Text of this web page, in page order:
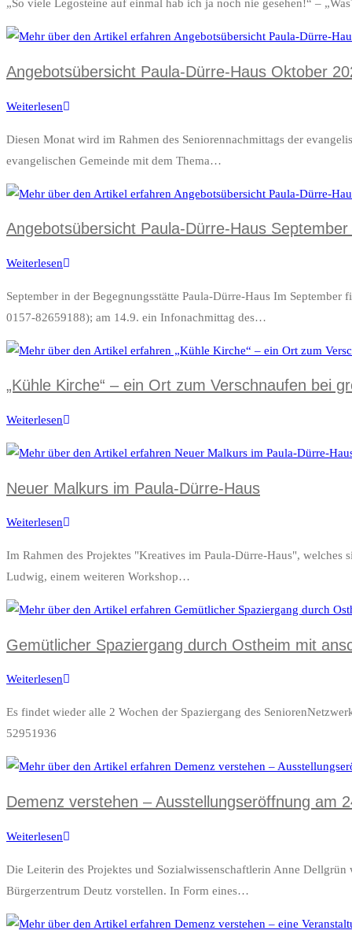
in
Ostheim
„So viele Legosteine auf einmal hab ich ja noch nie gesehen!“ –
Angebotsübersicht Paula-Dürre-Haus Oktober
WeiterlesenAngebotsübersicht
Oktober
Diesen Monat wird im Rahmen des Seniorennachmittags der
evangelischen Gemeinde mit dem Thema…
Angebotsübersicht Paula-Dürre-Haus September
WeiterlesenAngebotsübersicht
Haus
September
September in der Begegnungsstätte Paula-Dürre-Haus Im
0157-82659188); am 14.9. ein Infonachmittag des…
„Kühle Kirche“ – ein Ort zum Verschnaufen bei
Weiterlesen„Kühle
–
ein
zum
Hitze
Neuer Malkurs im Paula-Dürre-Haus
WeiterlesenNeuer
Dürre-
Im Rahmen des Projektes "Kreatives im Paula-Dürre-Haus",
Ludwig, einem weiteren Workshop…
Gemütlicher Spaziergang durch Ostheim mit
WeiterlesenGemütlicher
mit
Kaffeetrinken
Es findet wieder alle 2 Wochen der Spaziergang des
52951936
Demenz verstehen – Ausstellungseröffnung am
WeiterlesenDemenz
am
Die Leiterin des Projektes und Sozialwissenschaftlerin Anne
Bürgerzentrum Deutz vorstellen. In Form eines…